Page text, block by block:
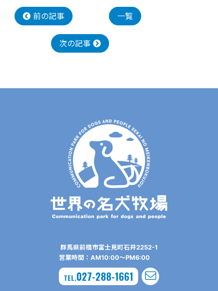
前の記事 一覧
次の記事
群⾺県前橋市富⼠⾒町⽯井2252-1
営業時間：AM10:00〜PM6:00
TEL.027-288-1661